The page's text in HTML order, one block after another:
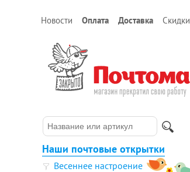
Новости Оплата Доставка Скидки
Наши почтовые открытки
Весеннее настроение